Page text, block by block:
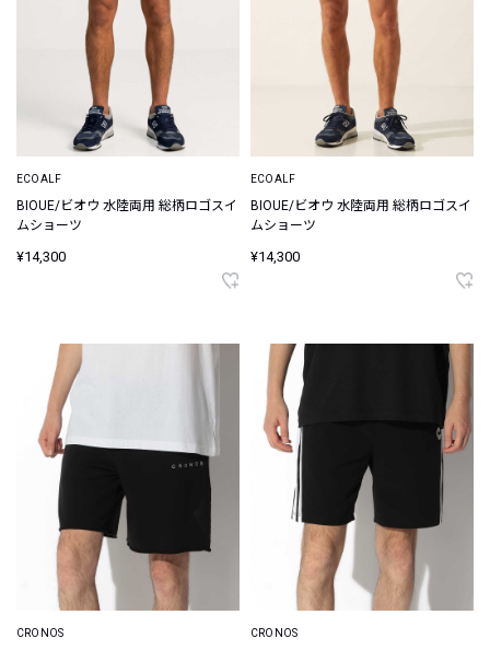
ECOALF
BIOUE/ビオウ 水陸両用 総柄ロゴスイ
ムショーツ
¥14,300
ECOALF
BIOUE/ビオウ 水陸両用 総柄ロゴスイ
ムショーツ
¥14,300
CRONOS CRONOS